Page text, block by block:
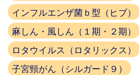
インフルエンザ菌ｂ型（ヒブ）
麻しん・風しん（１期・２期）
ロタウイルス（ロタリックス）
子宮頸がん（シルガード９）